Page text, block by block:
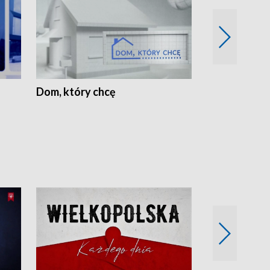
Dom, który chcę